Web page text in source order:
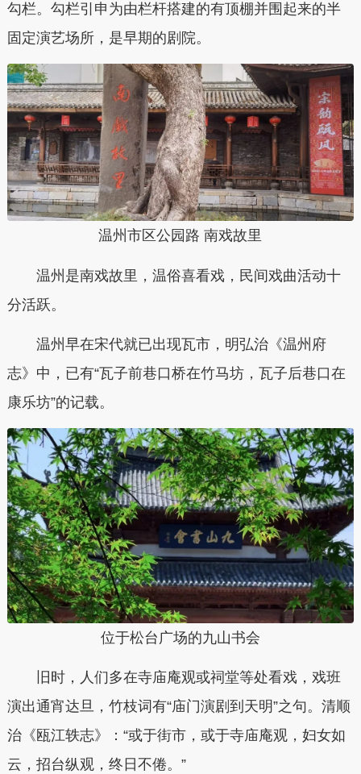
勾栏。勾栏引申为由栏杆搭建的有顶棚并围起来的半
固定演艺场所，是早期的剧院。
温州市区公园路 南戏故里
温州是南戏故里，温俗喜看戏，民间戏曲活动十
分活跃。
温州早在宋代就已出现瓦市，明弘治《温州府
志》中，已有“瓦子前巷口桥在竹马坊，瓦子后巷口在
康乐坊”的记载。
位于松台广场的九山书会
旧时，人们多在寺庙庵观或祠堂等处看戏，戏班
演出通宵达旦，竹枝词有“庙门演剧到天明”之句。清顺
治《瓯江轶志》：“或于街市，或于寺庙庵观，妇女如
云，招台纵观，终日不倦。”